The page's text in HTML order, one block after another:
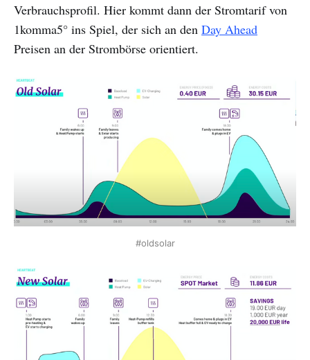
Verbrauchsprofil. Hier kommt dann der Stromtarif von
1komma5° ins Spiel, der sich an den Day Ahead
Preisen an der Strombörse orientiert.
#oldsolar